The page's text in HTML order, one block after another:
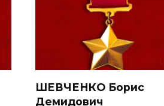
ШЕВЧЕНКО Борис
Демидович